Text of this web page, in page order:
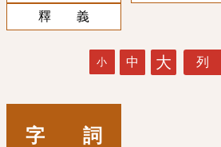
釋 義
小 中 大 列
字 詞